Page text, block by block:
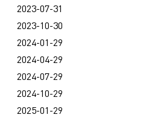
2023-07-31
2023-10-30
2024-01-29
2024-04-29
2024-07-29
2024-10-29
2025-01-29